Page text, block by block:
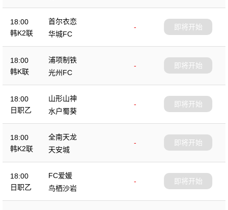
18:00
韩K2联
首尔衣恋
-
华城FC
即将开始
18:00
韩K联
浦项制铁
-
光州FC
即将开始
18:00
日职乙
山形山神
-
水户蜀葵
即将开始
18:00
韩K2联
全南天龙
-
天安城
即将开始
18:00
日职乙
FC爱媛
-
鸟栖沙岩
即将开始